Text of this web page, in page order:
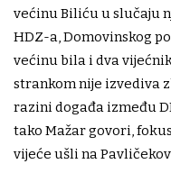
većinu Biliću u slučaju
HDZ-a, Domovinskog
većinu bila i dva
strankom nije izvediva
razini događa između
tako Mažar govori,
vijeće ušli na